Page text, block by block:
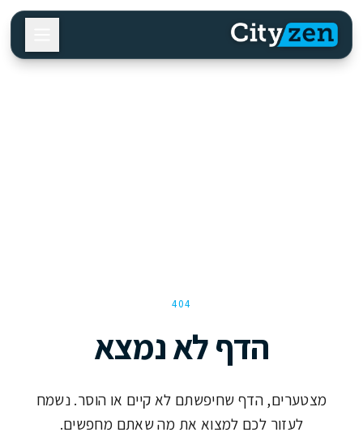
404
הדף לא נמצא
מצטערים, הדף שחיפשתם לא קיים או הוסר. נשמח
לעזור לכם למצוא את מה שאתם מחפשים.